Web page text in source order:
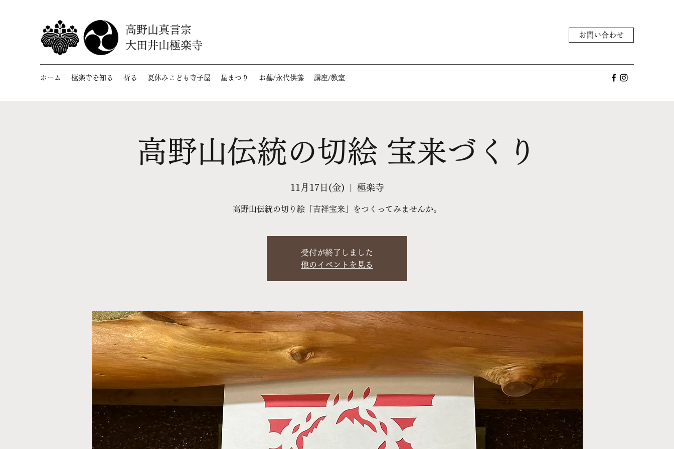
高野山真言宗
大田井山極楽寺
お問い合わせ
ホーム 極楽寺を知る 祈る 夏休みこども寺子屋 星まつり お墓/永代供養 講座/教室
高野山伝統の切絵 宝来づくり
11月17日(金) 極楽寺
高野山伝統の切り絵「吉祥宝来」をつくってみませんか。
受付が終了しました
他のイベントを見る